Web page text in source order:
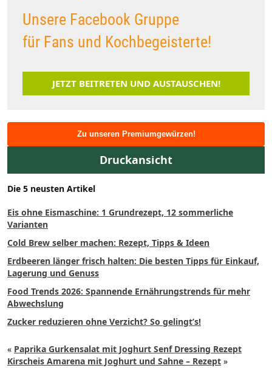
Unsere Facebook Gruppe
für Fans und Kochbegeisterte!
JETZT BEITRETEN UND AUSTAUSCHEN!
Zu unseren Premiumgewürzen!
Druckansicht
Die 5 neusten Artikel
Eis ohne Eismaschine: 1 Grundrezept, 12 sommerliche
Varianten
Cold Brew selber machen: Rezept, Tipps & Ideen
Erdbeeren länger frisch halten: Die besten Tipps für Einkauf,
Lagerung und Genuss
Food Trends 2026: Spannende Ernährungstrends für mehr
Abwechslung
Zucker reduzieren ohne Verzicht? So gelingt’s!
« Paprika Gurkensalat mit Joghurt Senf Dressing Rezept
Kirscheis Amarena mit Joghurt und Sahne – Rezept »